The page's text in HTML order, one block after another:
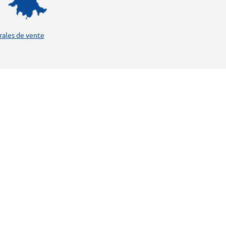
de vente